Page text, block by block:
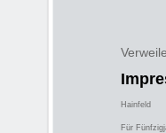
Hainfeld
Für